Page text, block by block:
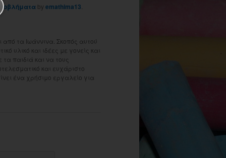
by emathima13
από τα Ιωάννινα. Σκοπός αυτού
υλικό και ιδέες με γονείς και
παιδιά και να τους
και ευχάριστο
ένα χρήσιμο εργαλείο για